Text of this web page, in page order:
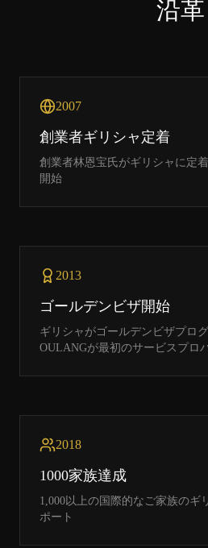
沿革
2007
創業者ギリシャ定着
創業者林恩宝氏がギリシャに定
開始
2013
ゴールデンビザ開始
ギリシャがゴールデンビザプログ
OULANGが最初のサービスプロ
2018
1000家族達成
1,000以上の国際的なご家族のギ
ポート